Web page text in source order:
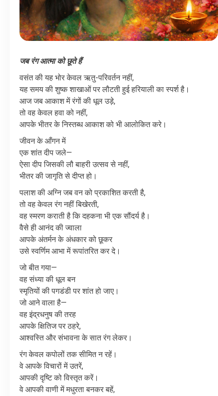
जब रंग आत्मा को छूते हैं
वसंत की यह भोर केवल ऋतु-परिवर्तन नहीं,
यह समय की शुष्क शाखाओं पर लौटती हुई हरियाली का स्पर्श है।
आज जब आकाश में रंगों की धूल उड़े,
तो वह केवल हवा को नहीं,
आपके भीतर के निस्तब्ध आकाश को भी आलोकित करे।
जीवन के आँगन में
एक शांत दीप जले—
ऐसा दीप जिसकी लौ बाहरी उत्सव से नहीं,
भीतर की जागृति से दीप्त हो।
पलाश की अग्नि जब वन को प्रकाशित करती है,
तो वह केवल रंग नहीं बिखेरती,
वह स्मरण कराती है कि दहकना भी एक सौंदर्य है।
वैसे ही आनंद की ज्वाला
आपके अंतर्मन के अंधकार को छूकर
उसे स्वर्णिम आभा में रूपांतरित कर दे।
जो बीत गया—
वह संध्या की धूल बन
स्मृतियों की पगडंडी पर शांत हो जाए।
जो आने वाला है—
वह इंद्रधनुष की तरह
आपके क्षितिज पर ठहरे,
आश्वस्ति और संभावना के सात रंग लेकर।
रंग केवल कपोलों तक सीमित न रहें।
वे आपके विचारों में उतरें,
आपकी दृष्टि को विस्तृत करें।
वे आपकी वाणी में मधुरता बनकर बहें,